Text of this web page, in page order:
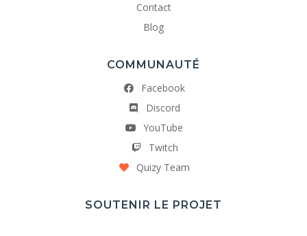
Contact
Blog
COMMUNAUTÉ
Facebook
Discord
YouTube
Twitch
Quizy Team
SOUTENIR LE PROJET